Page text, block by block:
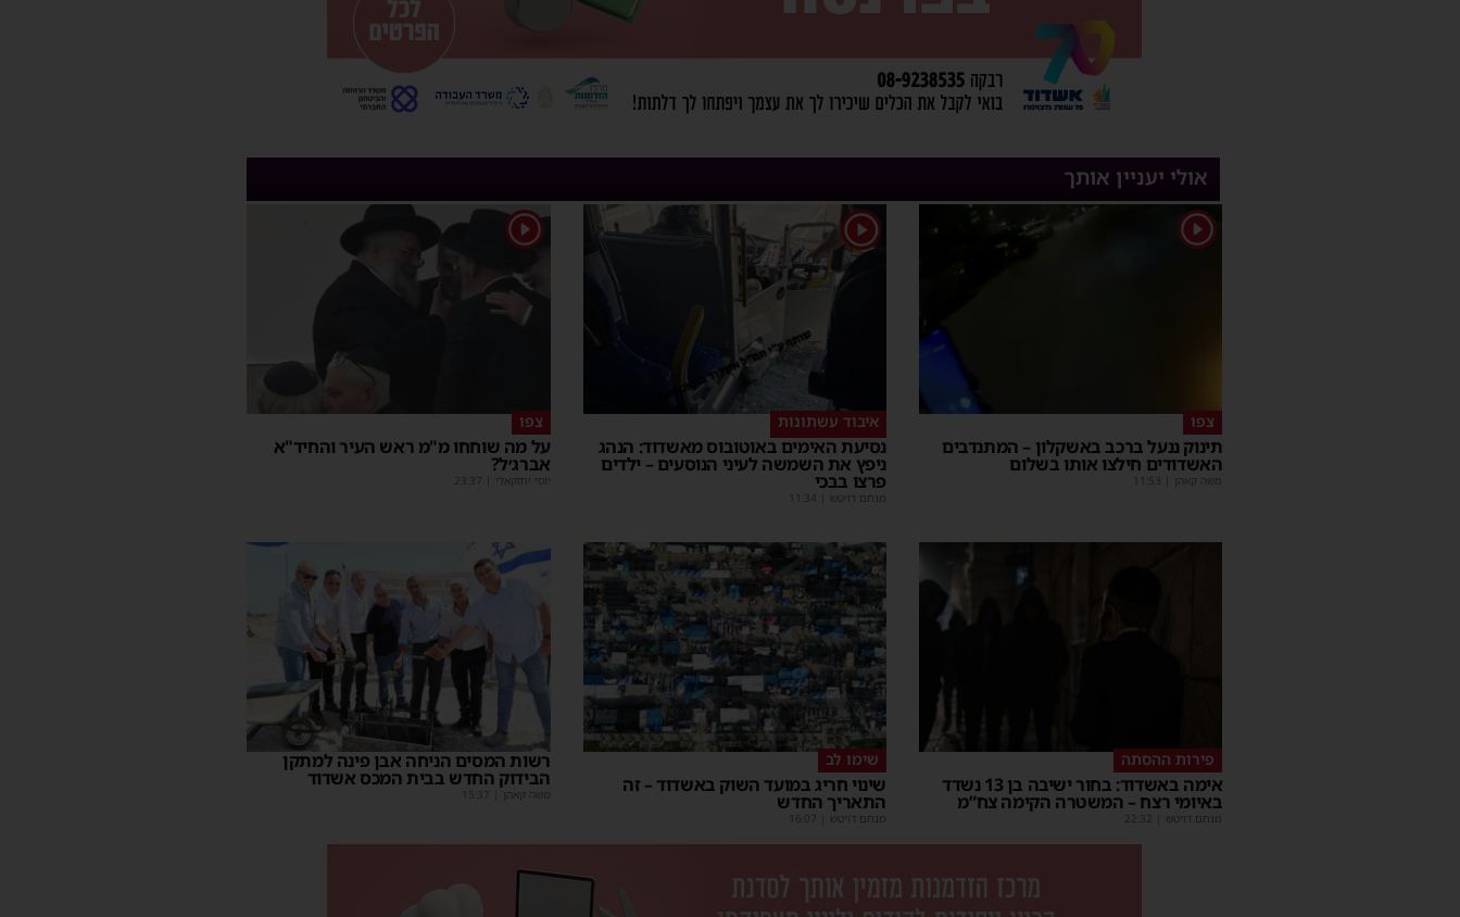
אולי יעניין אותך
1
צפו
תינוק ננעל ברכב באשקלון – המתנדבים
האשדודים חילצו אותו בשלום
משה קאהן 11:53
1
איבוד עשתונות
נסיעת האימים באוטובוס מאשדוד: הנהג
ניפץ את השמשה לעיני הנוסעים – ילדים
פרצו בבכי
מנחם דויטש 11:34
1
צפו
על מה שוחחו מ"מ ראש העיר והחיד"א
אברג׳ל?
יוסי יחזקאלי 23:37
פירות ההסתה
אימה באשדוד: בחור ישיבה בן 13 נשדד
באיומי רצח – המשטרה הקימה צח”מ
מנחם דויטש 22:32
שימו לב
שינוי חריג במועד השוק באשדוד – זה
התאריך החדש
מנחם דויטש 16:07
רשות המסים הניחה אבן פינה למתקן
הבידוק החדש בבית המכס אשדוד
משה קאהן 15:37